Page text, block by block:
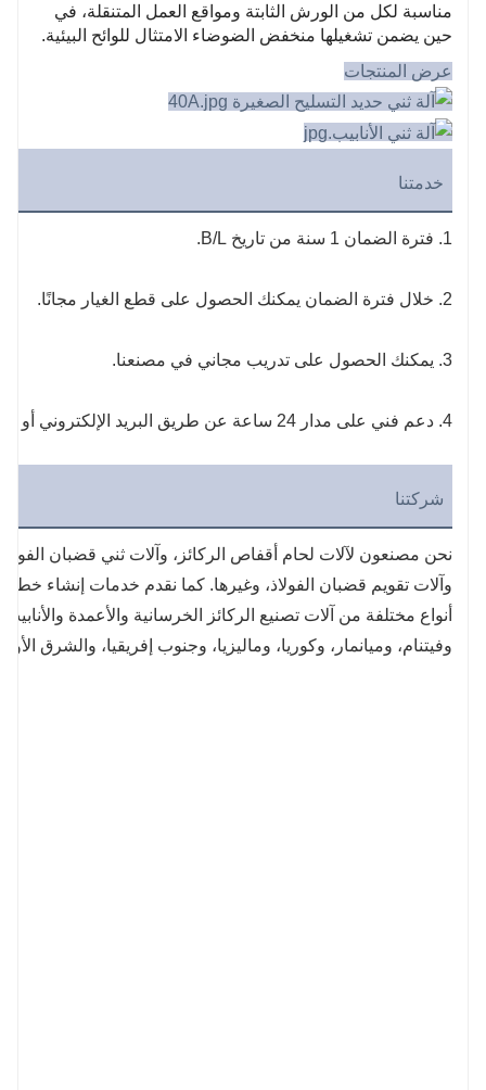
مناسبة لكل من الورش الثابتة ومواقع العمل المتنقلة، في
حين يضمن تشغيلها منخفض الضوضاء الامتثال للوائح البيئية.
عرض المنتجات
خدمتنا
1. فترة الضمان 1 سنة من تاريخ B/L.
2. خلال فترة الضمان يمكنك الحصول على قطع الغيار مجانًا.
3. يمكنك الحصول على تدريب مجاني في مصنعنا.
4. دعم فني على مدار 24 ساعة عن طريق البريد الإلكتروني أو الاتصال أو الخدمة من الباب إلى الباب.
شركتنا
وآلات تقويم قضبان الفولاذ، وغيرها. كما نقدم خدمات إنشاء خط
أنواع مختلفة من آلات تصنيع الركائز الخرسانية والأعمدة
وفيتنام، وميانمار، وكوريا، وماليزيا، وجنوب إفريقيا، والشرق